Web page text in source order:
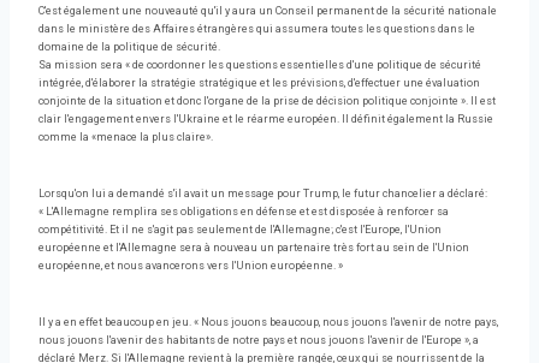
C'est également une nouveauté qu'il y aura un Conseil permanent de la sécurité nationale
dans le ministère des Affaires étrangères qui assumera toutes les questions dans le
domaine de la politique de sécurité.
Sa mission sera « de coordonner les questions essentielles d'une politique de sécurité
intégrée, d'élaborer la stratégie stratégique et les prévisions, d'effectuer une évaluation
conjointe de la situation et donc l'organe de la prise de décision politique conjointe ». Il est
clair l'engagement envers l'Ukraine et le réarme européen. Il définit également la Russie
comme la «menace la plus claire».
Lorsqu'on lui a demandé s'il avait un message pour Trump, le futur chancelier a déclaré:
« L'Allemagne remplira ses obligations en défense et est disposée à renforcer sa
compétitivité. Et il ne s'agit pas seulement de l'Allemagne; c'est l'Europe, l'Union
européenne et l'Allemagne sera à nouveau un partenaire très fort au sein de l'Union
européenne, et nous avancerons vers l'Union européenne. »
Il y a en effet beaucoup en jeu. « Nous jouons beaucoup, nous jouons l'avenir de notre pays,
nous jouons l'avenir des habitants de notre pays et nous jouons l'avenir de l'Europe », a
déclaré Merz. Si l'Allemagne revient à la première rangée, ceux qui se nourrissent de la